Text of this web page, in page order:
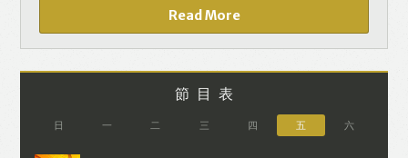
決定提供個人資料，即表示您同意我們將
該資料傳送並儲存。 熱血時報會根據用戶
廣告目標人士的標準），而發送目標廣
告。不會因為你與廣告作出互動或觀看一
個目標廣告而向廣告客戶提供任何用戶的
Read More
節目表
日 一 二 三 四 五 六